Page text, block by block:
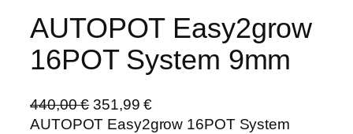
AUTOPOT Easy2grow
16POT System 9mm
440,00€ U
r
351,99€A
k
AUTOPOT Easy2grow 16POT System